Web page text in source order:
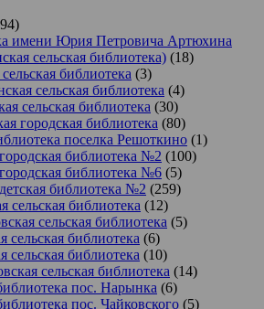
имени Юрия Петровича Артюхина
сельская библиотека) (18)
библиотека (3)
сельская библиотека (4)
сельская библиотека (30)
городская библиотека (80)
поселка Решоткино (1)
библиотека №2 (100)
библиотека №6 (5)
библиотека №2 (259)
сельская библиотека (12)
сельская библиотека (5)
сельская библиотека (6)
сельская библиотека (10)
сельская библиотека (14)
пос. Нарынка (6)
пос. Чайковского (5)